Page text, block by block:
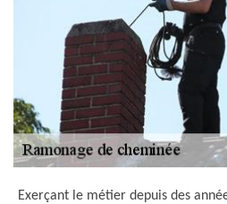
Exerçant le métier depuis des